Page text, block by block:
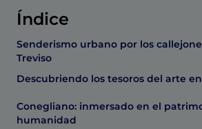
Índice
Senderismo urbano por los
Treviso
Descubriendo los tesoros del arte
Conegliano: inmersado en el
humanidad